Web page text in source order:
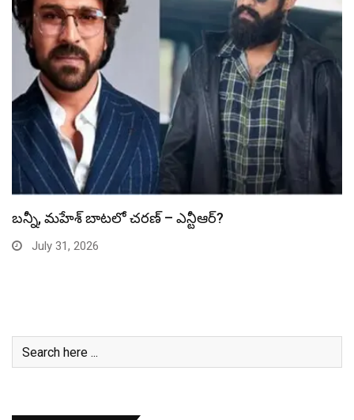
స్పైడర్ మ్యాన్ బాక్సాఫీస్ రికార్డు బద్దలు
July 31, 2026